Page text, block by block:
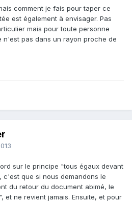
comment je fais pour taper ce
est également à envisager. Pas
mais pour toute personne
n'est pas dans un rayon proche de
sur le principe "tous égaux devant
c'est que si nous demandons le
du retour du document abimé, le
et ne revient jamais. Ensuite, et pour